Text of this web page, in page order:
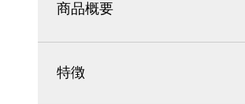
商品概要
特徴